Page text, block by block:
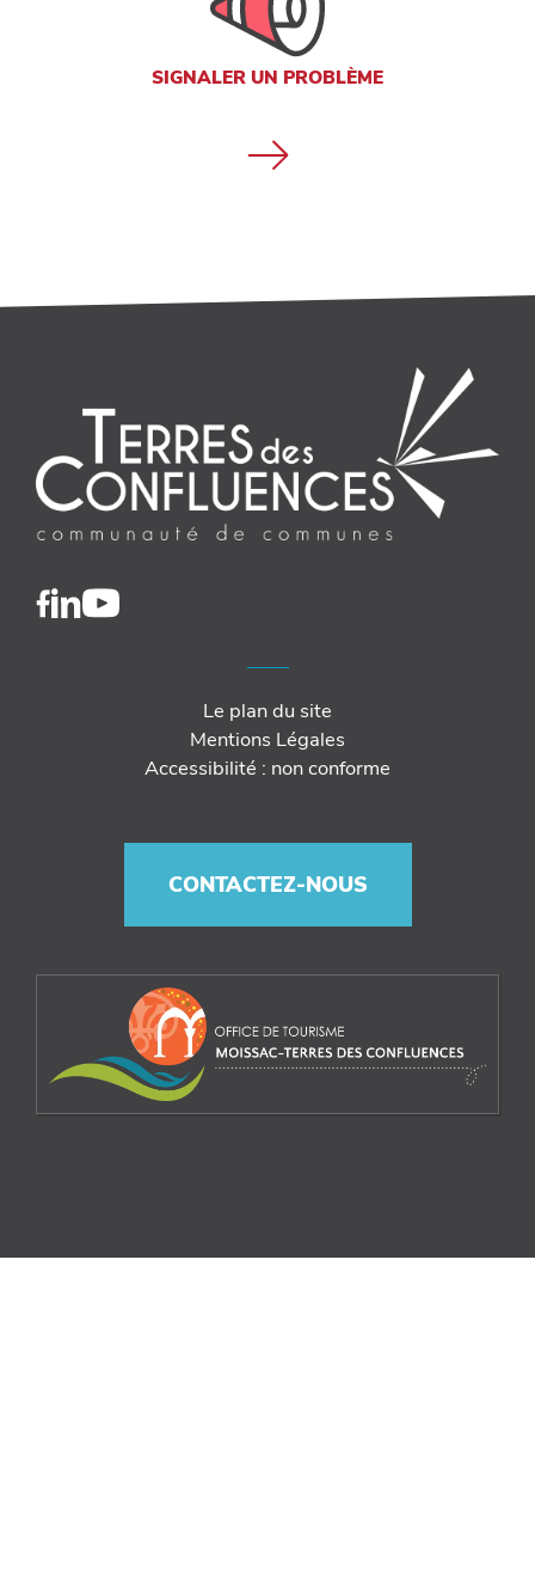
SIGNALER UN PROBLÈME
Le plan du site
Mentions Légales
Accessibilité : non conforme
CONTACTEZ-NOUS